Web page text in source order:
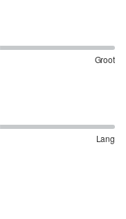
Groot
Lang